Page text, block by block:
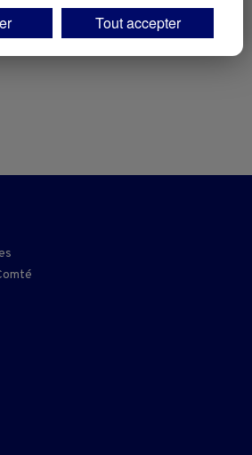
lescookies/traceurs techniquesseront
choix en cliquant sur "Tout accepter",
Tout accepter